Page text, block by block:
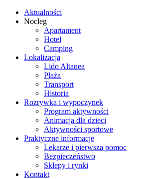
Aktualności
Nocleg
Apartament
Hotel
Camping
Lokalizacja
Lido Altanea
Plaża
Transport
Historia
Rozrywka i wypoczynek
Program aktywności
Animacja dla dzieci
Aktywności sportowe
Praktyczne informacje
Lekarze i pierwsza pomoc
Bezpieczeństwo
Sklepy i rynki
Kontakt